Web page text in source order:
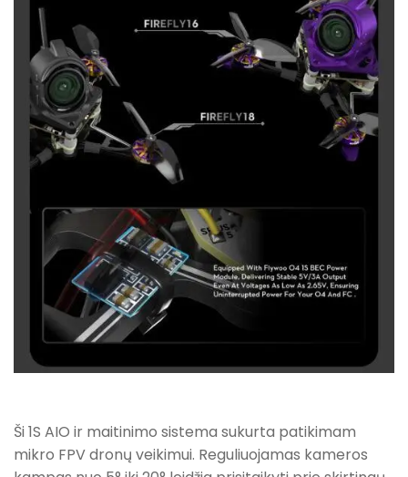
Ši 1S AIO ir maitinimo sistema sukurta patikimam
mikro FPV dronų veikimui. Reguliuojamas kameros